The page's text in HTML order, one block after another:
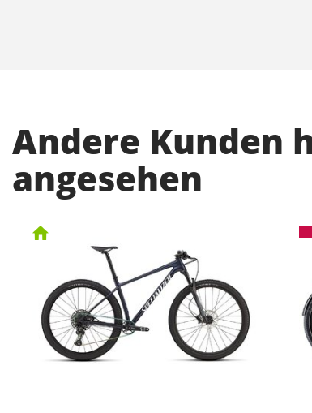
Andere Kunden
angesehen